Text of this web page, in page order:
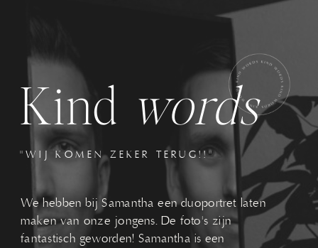
Kind words
We hebben bij Samantha een duoportret laten
maken van onze jongens. De foto's zijn
fantastisch geworden! Samantha is een
"WIJ KOMEN ZEKER TERUG!!"